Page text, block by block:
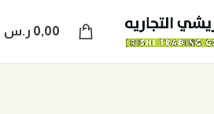
0,00 ر.س